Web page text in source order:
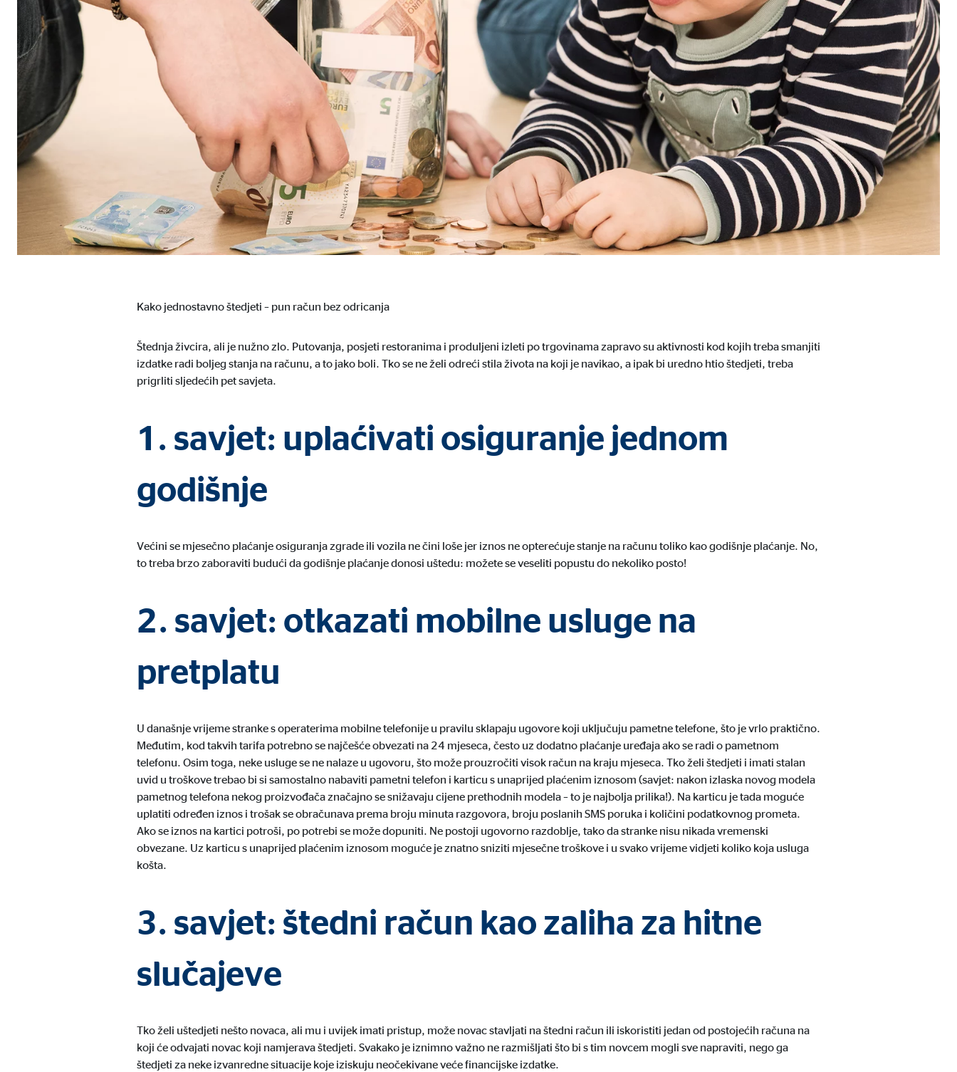
Kako jednostavno štedjeti – pun račun bez odricanja
Štednja živcira, ali je nužno zlo. Putovanja, posjeti restoranima i produljeni izleti po trgovinama zapravo su aktivnosti kod kojih treba smanjiti
izdatke radi boljeg stanja na računu, a to jako boli. Tko se ne želi odreći stila života na koji je navikao, a ipak bi uredno htio štedjeti, treba
prigrliti sljedećih pet savjeta.
1. savjet: uplaćivati osiguranje jednom
godišnje
Većini se mjesečno plaćanje osiguranja zgrade ili vozila ne čini loše jer iznos ne opterećuje stanje na računu toliko kao godišnje plaćanje. No,
to treba brzo zaboraviti budući da godišnje plaćanje donosi uštedu: možete se veseliti popustu do nekoliko posto!
2. savjet: otkazati mobilne usluge na
pretplatu
U današnje vrijeme stranke s operaterima mobilne telefonije u pravilu sklapaju ugovore koji uključuju pametne telefone, što je vrlo praktično.
Međutim, kod takvih tarifa potrebno se najčešće obvezati na 24 mjeseca, često uz dodatno plaćanje uređaja ako se radi o pametnom
telefonu. Osim toga, neke usluge se ne nalaze u ugovoru, što može prouzročiti visok račun na kraju mjeseca. Tko želi štedjeti i imati stalan
uvid u troškove trebao bi si samostalno nabaviti pametni telefon i karticu s unaprijed plaćenim iznosom (savjet: nakon izlaska novog modela
pametnog telefona nekog proizvođača značajno se snižavaju cijene prethodnih modela – to je najbolja prilika!). Na karticu je tada moguće
uplatiti određen iznos i trošak se obračunava prema broju minuta razgovora, broju poslanih SMS poruka i količini podatkovnog prometa.
Ako se iznos na kartici potroši, po potrebi se može dopuniti. Ne postoji ugovorno razdoblje, tako da stranke nisu nikada vremenski
obvezane. Uz karticu s unaprijed plaćenim iznosom moguće je znatno sniziti mjesečne troškove i u svako vrijeme vidjeti koliko koja usluga
košta.
3. savjet: štedni račun kao zaliha za hitne
slučajeve
Tko želi uštedjeti nešto novaca, ali mu i uvijek imati pristup, može novac stavljati na štedni račun ili iskoristiti jedan od postojećih računa na
koji će odvajati novac koji namjerava štedjeti. Svakako je iznimno važno ne razmišljati što bi s tim novcem mogli sve napraviti, nego ga
štedjeti za neke izvanredne situacije koje iziskuju neočekivane veće financijske izdatke.
Ponuđač: mindshape
Upravljanje postavkama suglasnosti
Trajanje kolačića: 1 godina
Statistički kolačići
Statistički kolačići prikupljaju podatke anonimno. Ovi nam podaci pomažu da shvatimo kako naši posjetitelji koriste našu mrežnu stranicu.
Google Analytics
Naziv: _ga, _gat_UA-41411249-11, _gid
Ponuđač: Google Ireland Ltd.
Trajanje kolačića: do 14 mjeseci
Marketinški kolačići
Marketinški kolačići se koriste za prikaz personaliziranih oglasa. U tu se svrhu podaci prenose nezavisnim pružateljima usluga koji posjetitelje prate na
Google Tag Manager
Ponuđač:
10 minuta
uid, C
Vanjski mediji
Sadržaj platformi s video zapisima i kartama standardno su blokirani. Ako se prihvate kolačići s vanjskih medija, za pristup ovom sadržaju više nije potreban
ručni pristanak.
YouTube
Integracija video zapisa
google_maps
Google Ireland Ltd.